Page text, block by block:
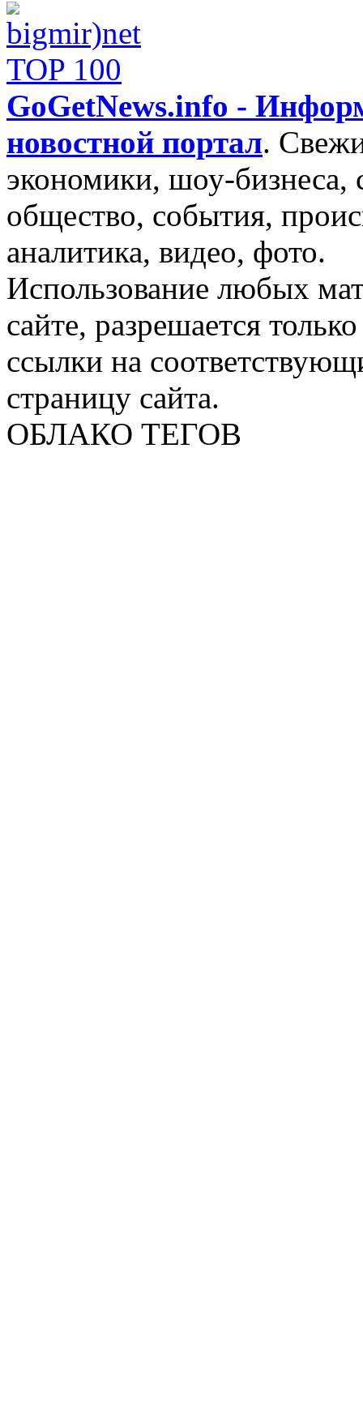
GoGetNews.info -
новостной портал.
экономики, шоу-бизнеса,
общество, события,
аналитика, видео, фото.
Использование любых
сайте, разрешается
ссылки на
страницу сайта.
ОБЛАКО ТЕГОВ